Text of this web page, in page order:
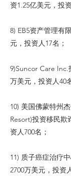
资1.25亿美元，投
8) EB5资产管理有
元，投资人17名；
9)Suncor Care
万美元，投资人40
10) 美国佛蒙特州
Resort)投资移民欺
资人700名；
11) 质子癌症治疗
2700万美元，投资